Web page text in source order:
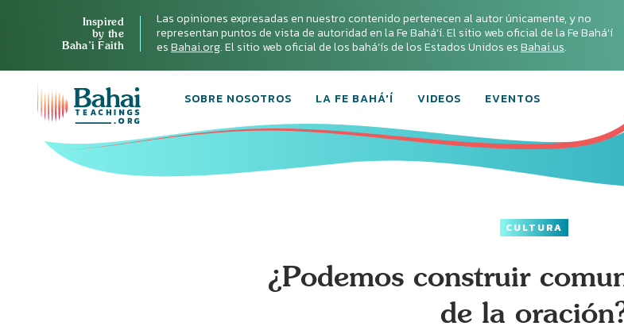
Inspired
by the
Baha’i Faith
Las opiniones expresadas en nuestro contenido pertenecen al autor únicamente, y no
representan puntos de vista de autoridad en la Fe Bahá‘í. El sitio web oficial de la Fe Bahá‘í
esBahai.org. El sitio web oficial de los bahá’ís de los Estados Unidos esBahai.us.
SOBRE NOSOTROS LA FE BAHÁ'Í VIDEOS EVENTOS
CULTURA
¿Podemos construir
de la